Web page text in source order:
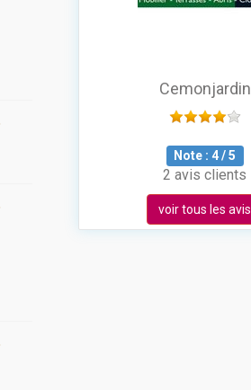
Cemonjardin
Note : 4/5
2 avis clients
voir tous les avis